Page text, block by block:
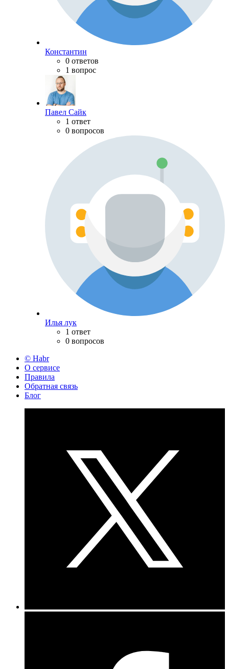
Константин
0 ответов
1 вопрос
Павел Сайк
1 ответ
0 вопросов
Илья лук
1 ответ
0 вопросов
© Habr
О сервисе
Правила
Обратная связь
Блог